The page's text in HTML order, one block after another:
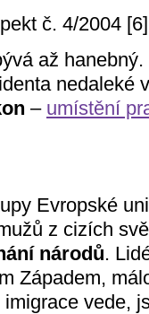
č. 4/2004 [6]
až
nedaleké
– umístění
Evropské
z cizích
národů.
Západem,
vede,